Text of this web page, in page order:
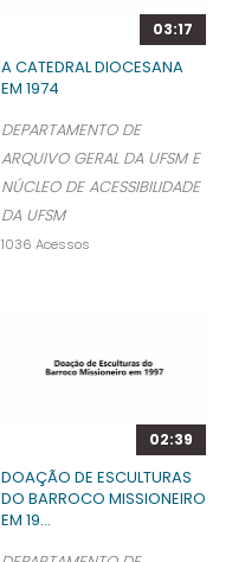
03:17
A CATEDRAL DIOCESANA
EM 1974
DEPARTAMENTO DE
ARQUIVO GERAL DA UFSM E
NÚCLEO DE ACESSIBILIDADE
DA UFSM
1036 Acessos
02:39
DOAÇÃO DE ESCULTURAS
DO BARROCO MISSIONEIRO
EM 19...